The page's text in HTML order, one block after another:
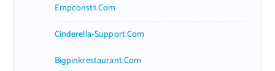
Empconst1.com
Cinderella-Support.com
Bigpinkrestaurant.com